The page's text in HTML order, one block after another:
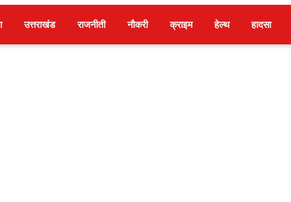
उत्तराखंड राजनीती नौकरी क्राइम हेल्थ हादसा